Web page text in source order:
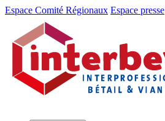
Aller
Aller
contenu
Espace Comité Régionaux Espace presse